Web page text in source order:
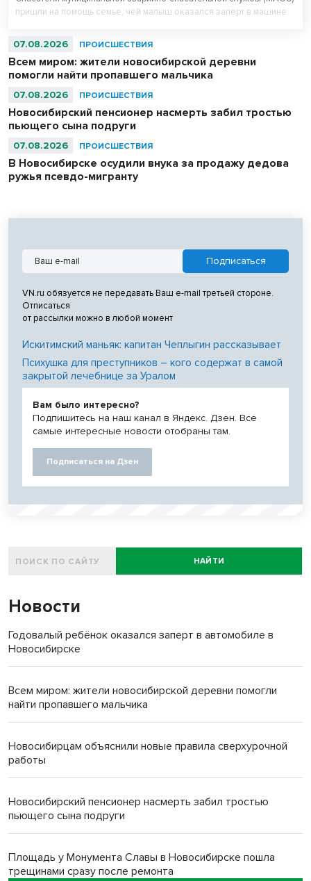
пришли на помощь семье, чей малыш оказался заперт в машине.
07.08.2026 ПРОИСШЕСТВИЯ
Всем миром: жители новосибирской деревни
помогли найти пропавшего мальчика
07.08.2026 ПРОИСШЕСТВИЯ
Новосибирский пенсионер насмерть забил тростью
пьющего сына подруги
07.08.2026 ПРОИСШЕСТВИЯ
В Новосибирске осудили внука за продажу дедова
ружья псевдо-мигранту
VN.ru обязуется не передавать Ваш e-mail третьей стороне.
Отписаться
от рассылки можно в любой момент
Искитимский маньяк: капитан Чеплыгин рассказывает
Психушка для преступников – кого содержат в самой
закрытой лечебнице за Уралом
Вам было интересно?
Подпишитесь на наш канал в Яндекс. Дзен. Все
самые интересные новости отобраны там.
Подписаться на Дзен
НАЙТИ
Новости
Годовалый ребёнок оказался заперт в автомобиле в
Новосибирске
Всем миром: жители новосибирской деревни помогли
найти пропавшего мальчика
Новосибирцам объяснили новые правила сверхурочной
работы
Новосибирский пенсионер насмерть забил тростью
пьющего сына подруги
Площадь у Монумента Славы в Новосибирске пошла
трещинами сразу после ремонта